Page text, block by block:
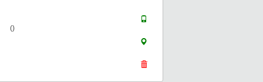
()